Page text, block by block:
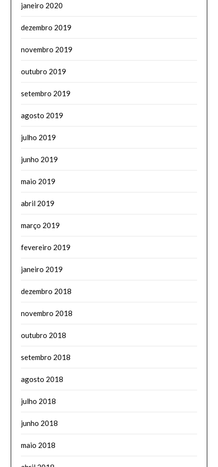
janeiro 2020
dezembro 2019
novembro 2019
outubro 2019
setembro 2019
agosto 2019
julho 2019
junho 2019
maio 2019
abril 2019
março 2019
fevereiro 2019
janeiro 2019
dezembro 2018
novembro 2018
outubro 2018
setembro 2018
agosto 2018
julho 2018
junho 2018
maio 2018